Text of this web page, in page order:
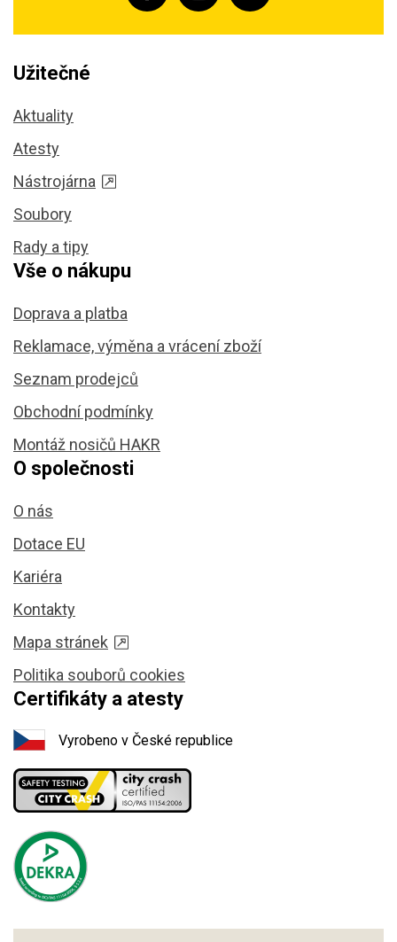
Užitečné
Aktuality
Atesty
Nástrojárna
Soubory
Rady a tipy
Vše o nákupu
Doprava a platba
Reklamace, výměna a vrácení zboží
Seznam prodejců
Obchodní podmínky
Montáž nosičů HAKR
O společnosti
O nás
Dotace EU
Kariéra
Kontakty
Mapa stránek
Politika souborů cookies
Certifikáty a atesty
Vyrobeno v České republice